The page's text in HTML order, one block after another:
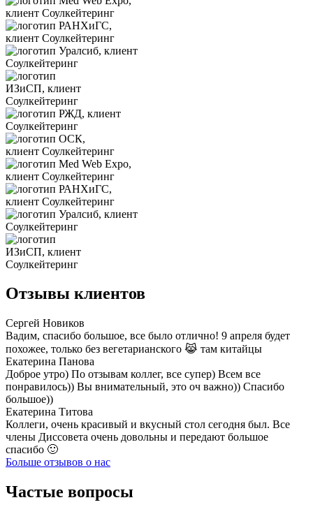
Отзывы клиентов
Сергей Новиков
Вадим, спасибо большое, все было отлично! 9 апреля будет
похожее, только без вегетарианского 😹 там китайцы
Екатерина Панова
Доброе утро) По отзывам коллег, все супер) Всем все
понравилось)) Вы внимательный, это оч важно)) Спасибо
большое))
Екатерина Титова
Коллеги, очень красивый и вкусный стол сегодня был. Все
члены Диссовета очень довольны и передают большое
спасибо 🙂
Больше отзывов о нас
Частые вопросы